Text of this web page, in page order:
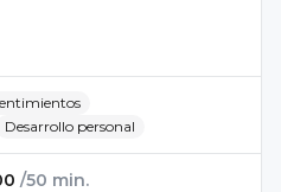
Desarrollo personal
/50 min.